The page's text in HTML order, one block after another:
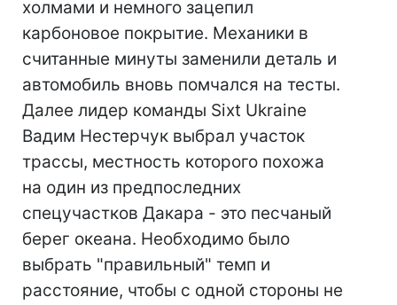
холмами и немного зацепил
карбоновое покрытие. Механики в
считанные минуты заменили деталь и
автомобиль вновь помчался на тесты.
Далее лидер команды Sixt Ukraine
Вадим Нестерчук выбрал участок
трассы, местность которого похожа
на один из предпоследних
спецучастков Дакара - это песчаный
берег океана. Необходимо было
выбрать "правильный" темп и
расстояние, чтобы с одной стороны не